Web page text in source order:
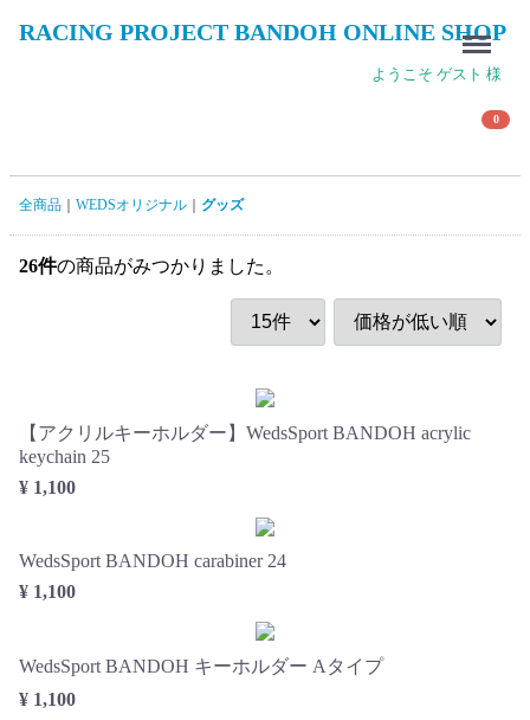
RACING PROJECT BANDOH ONLINE SHOP
ようこそ ゲスト 様
0
Menu
全商品 WEDSオリジナル グッズ
26件の商品がみつかりました。
【アクリルキーホルダー】WedsSport BANDOH acrylic
keychain 25
¥ 1,100
WedsSport BANDOH carabiner 24
¥ 1,100
WedsSport BANDOH キーホルダー Aタイプ
¥ 1,100